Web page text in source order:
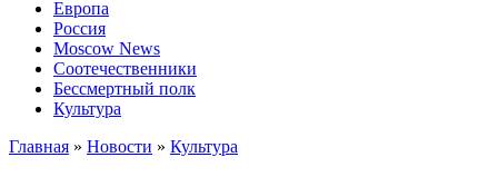
Европа
Россия
Moscow News
Соотечественники
Бессмертный полк
Культура
Главная » Новости » Культура